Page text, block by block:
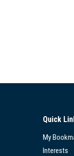
Quick
My
Interests